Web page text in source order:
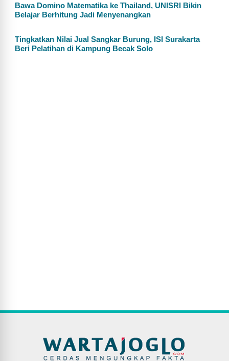
Bawa Domino Matematika ke Thailand, UNISRI Bikin
Belajar Berhitung Jadi Menyenangkan
Tingkatkan Nilai Jual Sangkar Burung, ISI Surakarta
Beri Pelatihan di Kampung Becak Solo